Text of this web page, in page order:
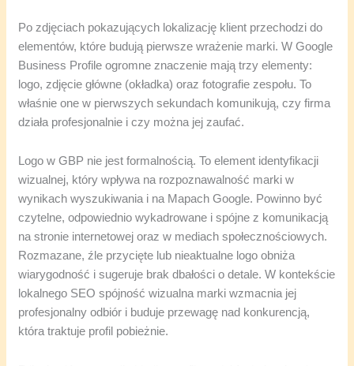
Po zdjęciach pokazujących lokalizację klient przechodzi do
elementów, które budują pierwsze wrażenie marki. W Google
Business Profile ogromne znaczenie mają trzy elementy:
logo, zdjęcie główne (okładka) oraz fotografie zespołu. To
właśnie one w pierwszych sekundach komunikują, czy firma
działa profesjonalnie i czy można jej zaufać.
Logo w GBP nie jest formalnością. To element identyfikacji
wizualnej, który wpływa na rozpoznawalność marki w
wynikach wyszukiwania i na Mapach Google. Powinno być
czytelne, odpowiednio wykadrowane i spójne z komunikacją
na stronie internetowej oraz w mediach społecznościowych.
Rozmazane, źle przycięte lub nieaktualne logo obniża
wiarygodność i sugeruje brak dbałości o detale. W kontekście
lokalnego SEO spójność wizualna marki wzmacnia jej
profesjonalny odbiór i buduje przewagę nad konkurencją,
która traktuje profil pobieżnie.